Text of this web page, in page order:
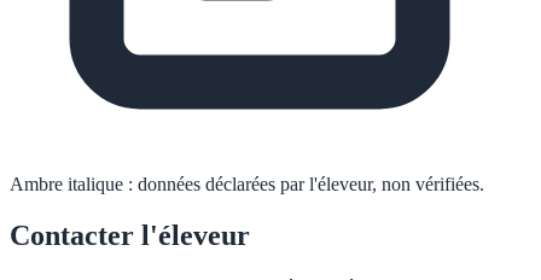
Ambre italique : données déclarées par l'éleveur, non vérifiées.
Contacter l'éleveur